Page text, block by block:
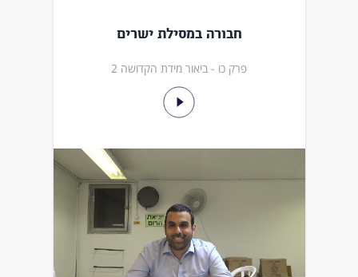
חבורה במסילת ישרים
פרק כו - ביאור מידת הקדושה 2